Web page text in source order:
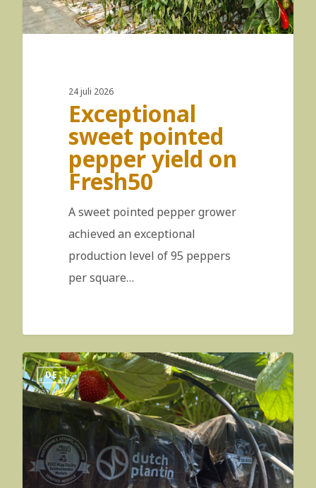
24 juli 2026
Exceptional
sweet pointed
pepper yield on
Fresh50
A sweet pointed pepper grower
achieved an exceptional
production level of 95 peppers
per square…
DE